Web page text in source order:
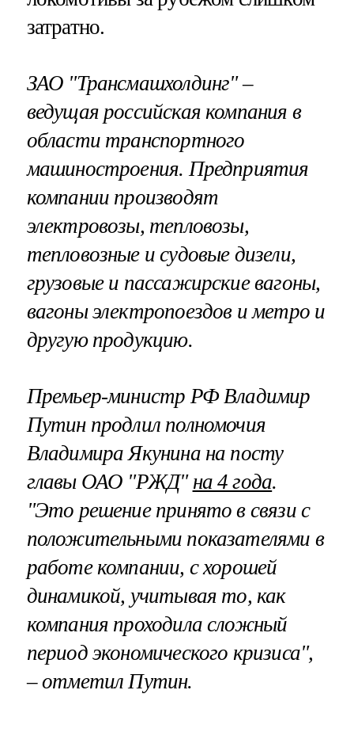
затратно.
ЗАО "Трансмашхолдинг" –
ведущая российская компания в
области транспортного
машиностроения. Предприятия
компании производят
электровозы, тепловозы,
тепловозные и судовые дизели,
грузовые и пассажирские вагоны,
вагоны электропоездов и метро и
другую продукцию.
Премьер-министр РФ Владимир
Путин продлил полномочия
Владимира Якунина на посту
главы ОАО "РЖД" на 4 года.
"Это решение принято в связи с
положительными показателями в
работе компании, с хорошей
динамикой, учитывая то, как
компания проходила сложный
период экономического кризиса",
– отметил Путин.